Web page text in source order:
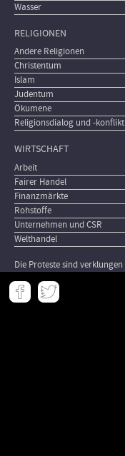
Wasser
RELIGIONEN
Andere Religionen
Christentum
Islam
Judentum
Ökumene
Religionsdialog und -konflikt
WIRTSCHAFT
Arbeit
Fairer Handel
Finanzmärkte
Rohstoffe
Unternehmen und CSR
Welthandel
Die Proteste sind verklungen
Meta
-